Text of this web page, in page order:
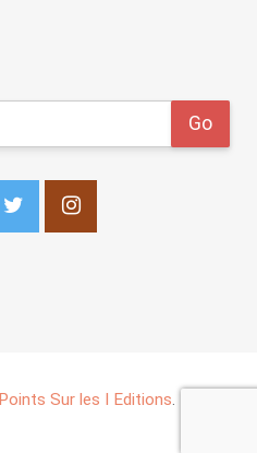
Sur les I Editions.